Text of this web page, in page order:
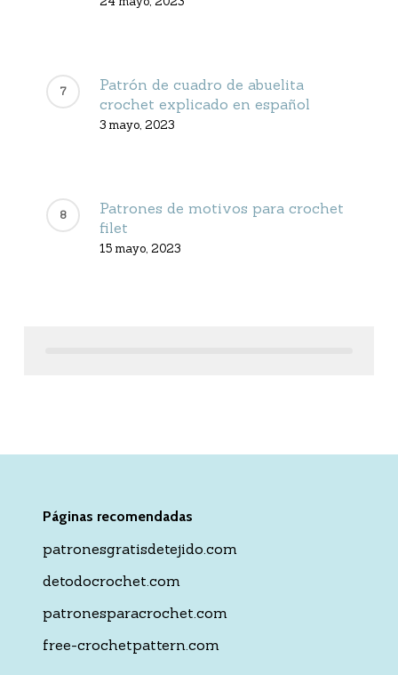
Patrón de cuadro de abuelita
crochet explicado en español
3 mayo, 2023
Patrones de motivos para crochet
filet
15 mayo, 2023
Páginas recomendadas
patronesgratisdetejido.com
detodocrochet.com
patronesparacrochet.com
free-crochetpattern.com